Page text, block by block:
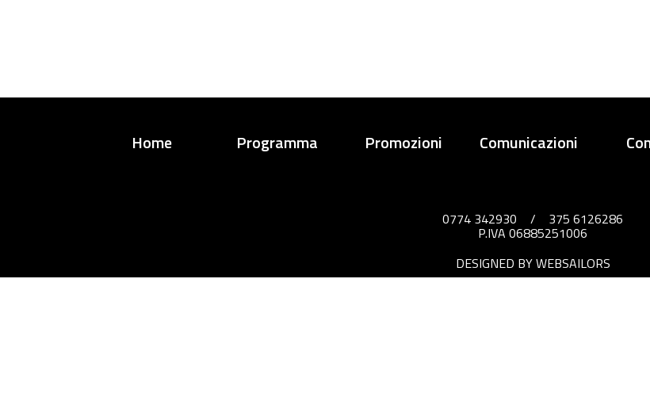
Home Programma Promozioni Comunicazioni
0774 342930 / 375 6126286
P.IVA 06885251006
DESIGNED BY WEBSAILORS